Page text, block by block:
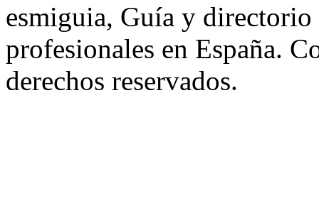
esmiguia, Guía y directorio
profesionales en España.
derechos reservados.